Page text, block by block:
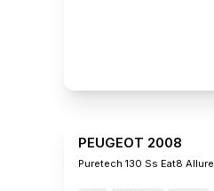
PEUGEOT 2008
Puretech 130 Ss Eat8 Allure